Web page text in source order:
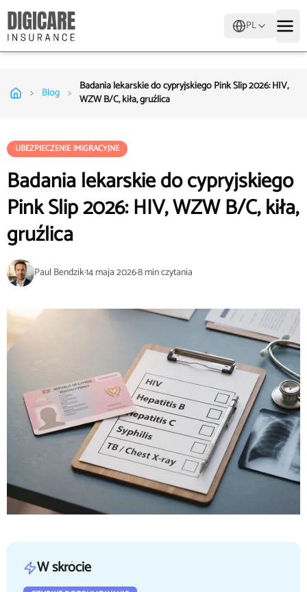
PL
> Blog > Badania lekarskie do cypryjskiego Pink Slip 2026: HIV,
WZW B/C, kiła, gruźlica
UBEZPIECZENIE IMIGRACYJNE
Badania lekarskie do cypryjskiego
Pink Slip 2026: HIV, WZW B/C, kiła,
gruźlica
Paul Bendzik·14 maja 2026·8min czytania
W skrócie